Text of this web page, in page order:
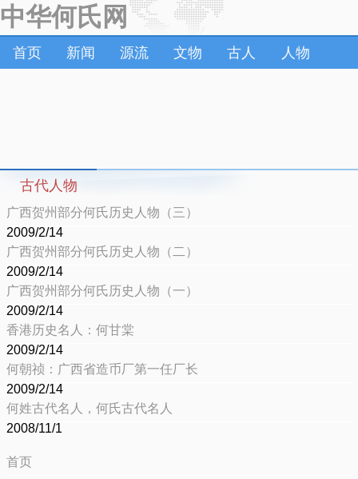
中华何氏网
首页 新闻 源流 文物 古人 人物
古代人物
广西贺州部分何氏历史人物（三）
2009/2/14
广西贺州部分何氏历史人物（二）
2009/2/14
广西贺州部分何氏历史人物（一）
2009/2/14
香港历史名人：何甘棠
2009/2/14
何朝祯：广西省造币厂第一任厂长
2009/2/14
何姓古代名人，何氏古代名人
2008/11/1
首页